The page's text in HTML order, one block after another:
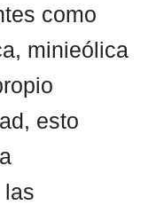
como
minieólica
esto
las